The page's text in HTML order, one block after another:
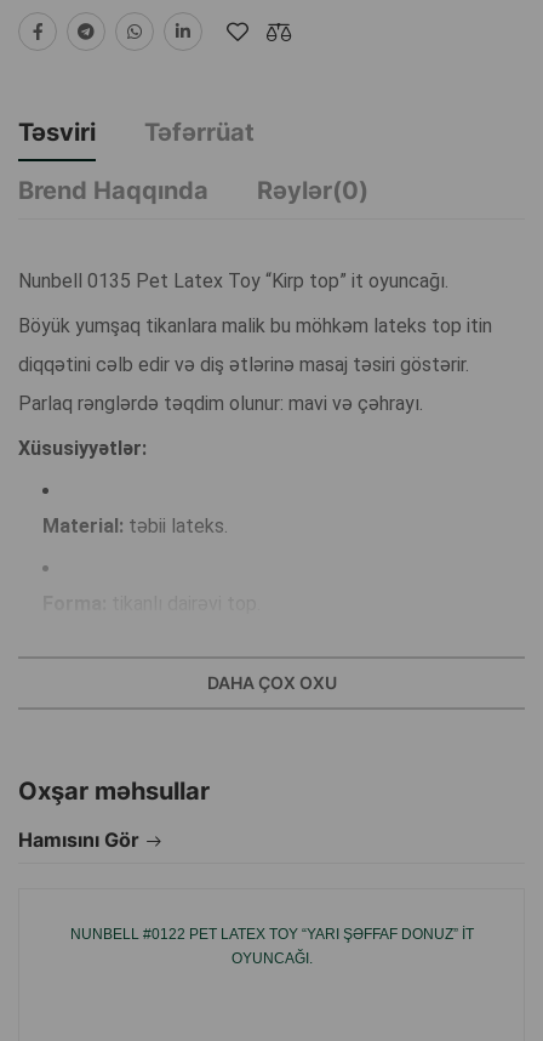
Təsviri
Təfərrüat
Brend Haqqında
Rəylər(0)
Nunbell 0135 Pet Latex Toy “Kirp top” it oyuncağı.
Böyük yumşaq tikanlara malik bu möhkəm lateks top itin
diqqətini cəlb edir və diş ətlərinə masaj təsiri göstərir.
Parlaq rənglərdə təqdim olunur: mavi və çəhrayı.
Xüsusiyyətlər:
Material: təbii lateks.
mavi, çəhrayı.
Pıçıltısız model.
Böyük tikanlar dişləri təmizləyir, diş ətində qan dövranını
DAHA ÇOX OXU
Oxşar məhsullar
Hamısını Gör
NUNBELL #0122 PET LATEX TOY “YARI ŞƏFFAF DONUZ” IT
OYUNCAĞI.